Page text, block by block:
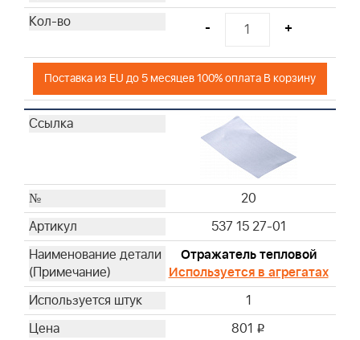
- +
Поставка из EU до 5 месяцев 100% оплата В корзину
20
537 15 27-01
Отражатель тепловой
Используется в агрегатах
1
801 i